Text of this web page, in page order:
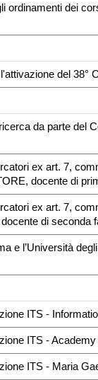
ordinamenti dei
del 38°
da parte del
ex art. 7,
docente di
ex art. 7,
di
e l’Università
ITS -
ITS -
ITS - Maria